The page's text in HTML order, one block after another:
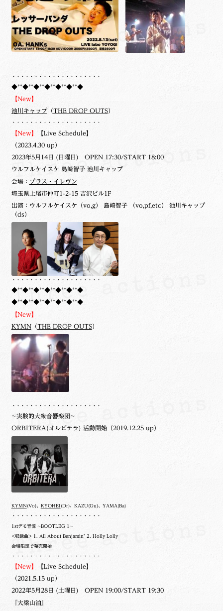
・・・・・・・・・・・・・・・・・・・・
◆**◆**◆**◆**◆**◆**◆
【New】
池川キャップ（THE DROP OUTS）
・・・・・・・・・・・・・・・・・・・・
【New】 【Live Schedule】
（2023.4.30 up）
2023年5月14日 (日曜日) OPEN 17:30/START 18:00
ウルフルケイスケ 島崎智子 池川キャップ
会場： プラス・イレヴン
埼玉県上尾市仲町1-2-15 吉沢ビル1F
出演：ウルフルケイスケ（vo,g） 島崎智子 （vo,pf,etc） 池川キャップ
（ds）
・・・・・・・・・・・・・・・・・・・・
◆**◆**◆**◆**◆**◆**◆
◆**◆**◆**◆**◆**◆**◆
【New】
KYMN（THE DROP OUTS）
・・・・・・・・・・・・・・・・・・・・
~実験的大衆音響楽団~
ORBITERA (オルビテラ) 活動開始（2019.12.25 up）
KYMN(Vo)、 KYOHEI (Dr)、KAZU(Gu)、YAMA(Ba)
・・・・・・・・・・・・・・・・・・・・
1stデモ音源 ~BOOTLEG 1~
<収録曲> 1. All About Benjamin’ 2. Holly Lolly
会場限定で発売開始
・・・・・・・・・・・・・・・・・・・・
【New】 【Live Schedule】
（2021.5.15 up）
2022年5月28日 (土曜日) OPEN 19:00/START 19:30
『大梁山泊』